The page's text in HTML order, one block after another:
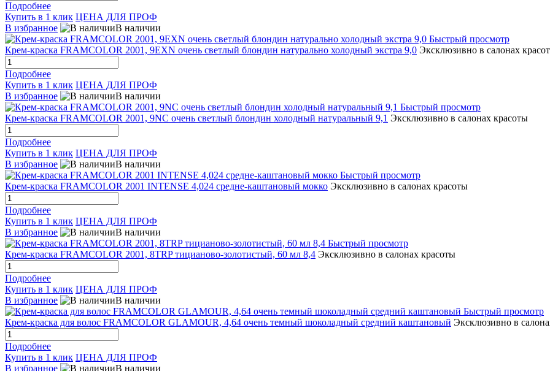
Подробнее
Купить в 1 клик ЦЕНА ДЛЯ ПРОФ
В избранное
В наличии
Быстрый просмотр
Крем-краска FRAMCOLOR 2001, 9EXN очень светлый блондин натурально холодный экстра 9,0 Эксклюзивно в салонах
Подробнее
Купить в 1 клик ЦЕНА ДЛЯ ПРОФ
В избранное
В наличии
Быстрый просмотр
Крем-краска FRAMCOLOR 2001, 9NC очень светлый блондин холодный натуральный 9,1 Эксклюзивно в салонах красоты
Подробнее
Купить в 1 клик ЦЕНА ДЛЯ ПРОФ
В избранное
В наличии
Быстрый просмотр
Крем-краска FRAMCOLOR 2001 INTENSE 4,024 средне-каштановый мокко Эксклюзивно в салонах красоты
Подробнее
Купить в 1 клик ЦЕНА ДЛЯ ПРОФ
В избранное
В наличии
Быстрый просмотр
Крем-краска FRAMCOLOR 2001, 8TRP тицианово-золотистый, 60 мл 8,4 Эксклюзивно в салонах красоты
Подробнее
Купить в 1 клик ЦЕНА ДЛЯ ПРОФ
В избранное
В наличии
Быстрый просмотр
Крем-краска для волос FRAMCOLOR GLAMOUR, 4,64 очень темный шоколадный средний каштановый Эксклюзивно в
Подробнее
Купить в 1 клик ЦЕНА ДЛЯ ПРОФ
В избранное
В наличии